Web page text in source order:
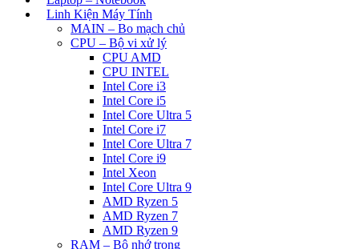
Linh Kiện Máy Tính
MAIN – Bo mạch chủ
CPU – Bộ vi xử lý
CPU AMD
CPU INTEL
Intel Core i3
Intel Core i5
Intel Core Ultra 5
Intel Core i7
Intel Core Ultra 7
Intel Core i9
Intel Xeon
Intel Core Ultra 9
AMD Ryzen 5
AMD Ryzen 7
AMD Ryzen 9
RAM – Bộ nhớ trong